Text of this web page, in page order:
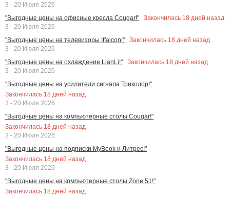
3 - 20 Июля 2026
"Выгодные цены на офисные кресла Cougar!"
Закончилась 18 дней назад
3 - 20 Июля 2026
"Выгодные цены на телевизоры Iffalcon!"
Закончилась 18 дней назад
3 - 20 Июля 2026
"Выгодные цены на охлаждение LianLi!"
Закончилась 18 дней назад
3 - 20 Июля 2026
"Выгодные цены на усилители сигнала Триколор!"
Закончилась 18 дней назад
3 - 20 Июля 2026
"Выгодные цены на компьютерные столы Cougar!"
Закончилась 18 дней назад
3 - 20 Июля 2026
"Выгодные цены на подписки MyBook и Литрес!"
Закончилась 18 дней назад
3 - 20 Июля 2026
"Выгодные цены на компьютерные столы Zone 51!"
Закончилась 18 дней назад